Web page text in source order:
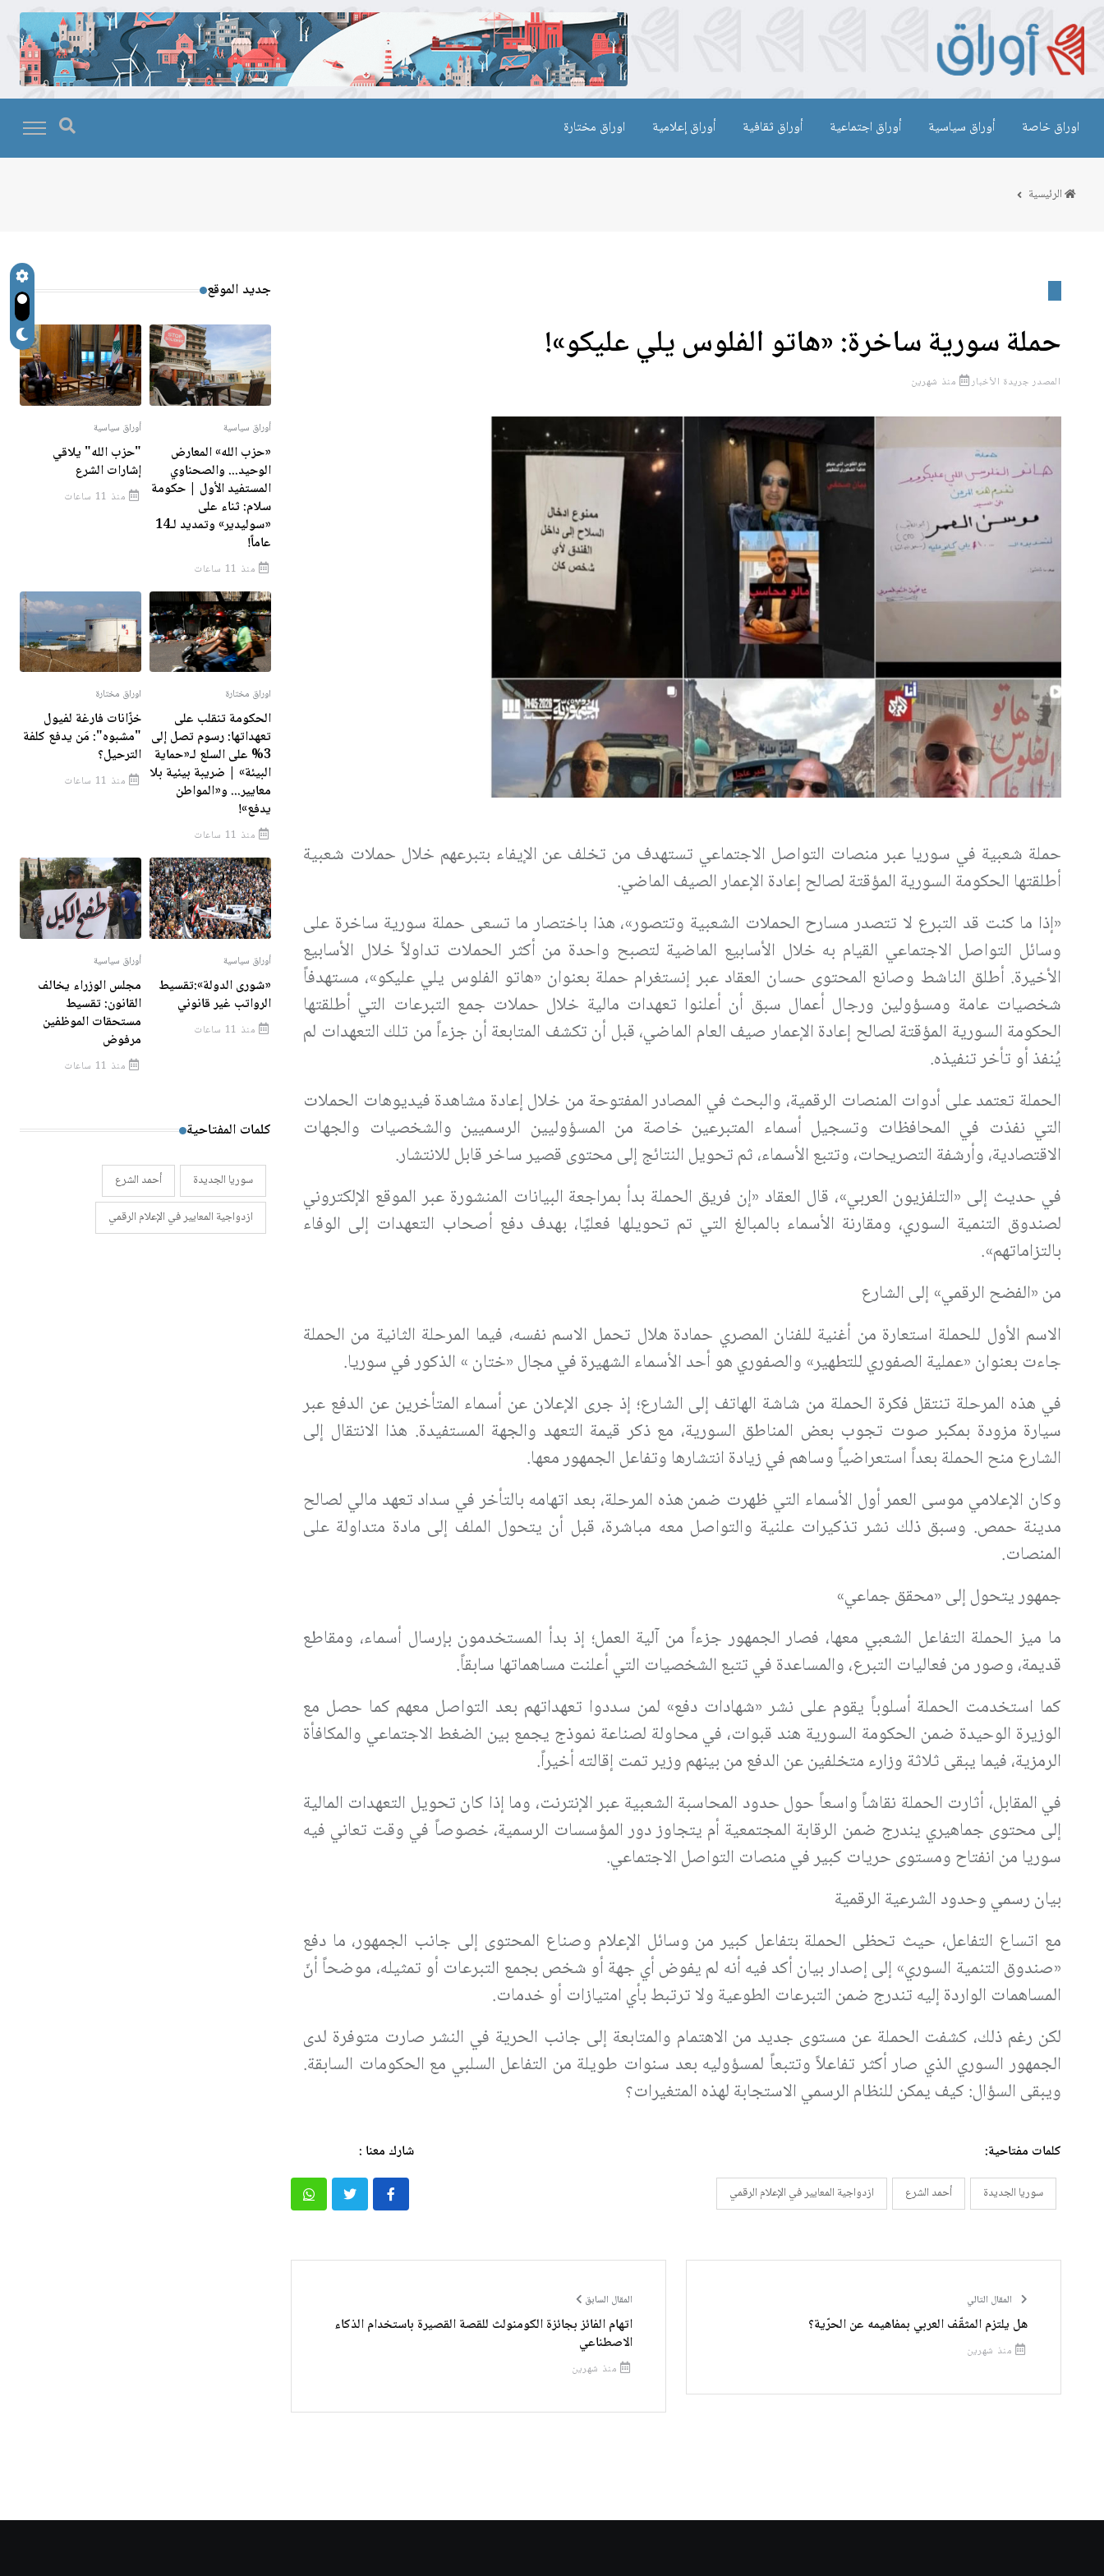
اوراق خاصة أوراق سياسية أوراق اجتماعية أوراق ثقافية أوراق إعلامية اوراق مختارة
الرئيسية
حملة سورية ساخرة: «هاتو الفلوس يلي عليكو»!
المصدرجريدة الأخبار منذ شهرين
حملة شعبية في سوريا عبر منصات التواصل الاجتماعي تستهدف من تخلف عن الإيفاء بتبرعهم خلال حملات شعبية
أطلقتها الحكومة السورية المؤقتة لصالح إعادة الإعمار الصيف الماضي.
«إذا ما كنت قد التبرع لا تتصدر مسارح الحملات الشعبية وتتصور»، هذا باختصار ما تسعى حملة سورية ساخرة على
وسائل التواصل الاجتماعي القيام به خلال الأسابيع الماضية لتصبح واحدة من أكثر الحملات تداولاً خلال الأسابيع
الأخيرة. أطلق الناشط وصانع المحتوى حسان العقاد عبر إنستغرام حملة بعنوان «هاتو الفلوس يلي عليكو»، مستهدفاً
شخصيات عامة ومسؤولين ورجال أعمال سبق أن أعلنوا تعهدات مالية خلال حملات جمع التبرعات التي أطلقتها
الحكومة السورية المؤقتة لصالح إعادة الإعمار صيف العام الماضي، قبل أن تكشف المتابعة أن جزءاً من تلك التعهدات لم
يُنفذ أو تأخر تنفيذه.
الحملة تعتمد على أدوات المنصات الرقمية، والبحث في المصادر المفتوحة من خلال إعادة مشاهدة فيديوهات الحملات
التي نفذت في المحافظات وتسجيل أسماء المتبرعين خاصة من المسؤوليين الرسميين والشخصيات والجهات
الاقتصادية، وأرشفة التصريحات، وتتبع الأسماء، ثم تحويل النتائج إلى محتوى قصير ساخر قابل للانتشار.
في حديث إلى «التلفزيون العربي»، قال العقاد «إن فريق الحملة بدأ بمراجعة البيانات المنشورة عبر الموقع الإلكتروني
لصندوق التنمية السوري، ومقارنة الأسماء بالمبالغ التي تم تحويلها فعليًا، بهدف دفع أصحاب التعهدات إلى الوفاء
بالتزاماتهم».
من «الفضح الرقمي» إلى الشارع
الاسم الأول للحملة استعارة من أغنية للفنان المصري حمادة هلال تحمل الاسم نفسه، فيما المرحلة الثانية من الحملة
جاءت بعنوان «عملية الصفوري للتطهير» والصفوري هو أحد الأسماء الشهيرة في مجال «ختان » الذكور في سوريا.
في هذه المرحلة تنتقل فكرة الحملة من شاشة الهاتف إلى الشارع؛ إذ جرى الإعلان عن أسماء المتأخرين عن الدفع عبر
سيارة مزودة بمكبر صوت تجوب بعض المناطق السورية، مع ذكر قيمة التعهد والجهة المستفيدة. هذا الانتقال إلى
الشارع منح الحملة بعداً استعراضياً وساهم في زيادة انتشارها وتفاعل الجمهور معها.
وكان الإعلامي موسى العمر أول الأسماء التي ظهرت ضمن هذه المرحلة، بعد اتهامه بالتأخر في سداد تعهد مالي لصالح
مدينة حمص. وسبق ذلك نشر تذكيرات علنية والتواصل معه مباشرة، قبل أن يتحول الملف إلى مادة متداولة على
المنصات.
جمهور يتحول إلى «محقق جماعي»
ما ميز الحملة التفاعل الشعبي معها، فصار الجمهور جزءاً من آلية العمل؛ إذ بدأ المستخدمون بإرسال أسماء، ومقاطع
قديمة، وصور من فعاليات التبرع، والمساعدة في تتبع الشخصيات التي أعلنت مساهماتها سابقاً.
كما استخدمت الحملة أسلوباً يقوم على نشر «شهادات دفع» لمن سددوا تعهداتهم بعد التواصل معهم كما حصل مع
الوزيرة الوحيدة ضمن الحكومة السورية هند قبوات، في محاولة لصناعة نموذج يجمع بين الضغط الاجتماعي والمكافأة
الرمزية، فيما يبقى ثلاثة وزارء متخلفين عن الدفع من بينهم وزير تمت إقالته أخيراً.
في المقابل، أثارت الحملة نقاشاً واسعاً حول حدود المحاسبة الشعبية عبر الإنترنت، وما إذا كان تحويل التعهدات المالية
إلى محتوى جماهيري يندرج ضمن الرقابة المجتمعية أم يتجاوز دور المؤسسات الرسمية، خصوصاً في وقت تعاني فيه
سوريا من انفتاح ومستوى حريات كبير في منصات التواصل الاجتماعي.
بيان رسمي وحدود الشرعية الرقمية
مع اتساع التفاعل، حيث تحظى الحملة بتفاعل كبير من وسائل الإعلام وصناع المحتوى إلى جانب الجمهور، ما دفع
«صندوق التنمية السوري» إلى إصدار بيان أكد فيه أنه لم يفوض أي جهة أو شخص بجمع التبرعات أو تمثيله، موضحاً أنّ
المساهمات الواردة إليه تندرج ضمن التبرعات الطوعية ولا ترتبط بأي امتيازات أو خدمات.
لكن رغم ذلك، كشفت الحملة عن مستوى جديد من الاهتمام والمتابعة إلى جانب الحرية في النشر صارت متوفرة لدى
الجمهور السوري الذي صار أكثر تفاعلاً وتتبعاً لمسؤوليه بعد سنوات طويلة من التفاعل السلبي مع الحكومات السابقة.
ويبقى السؤال: كيف يمكن للنظام الرسمي الاستجابة لهذه المتغيرات؟
كلمات مفتاحية:
سوريا الجديدة أحمد الشرع ازدواجية المعايير في الإعلام الرقمي
شارك معنا :
المقال التالي
هل يلتزم المثقّف العربي بمفاهيمه عن الحرّية؟
منذ شهرين
المقال السابق
اتهام الفائز بجائزة الكومنولث للقصة القصيرة باستخدام الذكاء
الاصطناعي
منذ شهرين
جديد الموقع
أوراق سياسية
«حزب الله» المعارض
الوحيد... والصحناوي
المستفيد الأول | حكومة
سلام: ثناء على
«سوليدير» وتمديد لـ14
عاماً!
منذ 11 ساعات
أوراق سياسية
"حزب الله" يلاقي
إشارات الشرع
منذ 11 ساعات
اوراق مختارة
الحكومة تنقلب على
تعهداتها: رسوم تصل إلى
3% على السلع لـ«حماية
البيئة» | ضريبة بيئية بلا
معايير... و«المواطن
يدفع»!
منذ 11 ساعات
اوراق مختارة
خزّانات فارغة لفيول
"مشبوه": مَن يدفع كلفة
الترحيل؟
منذ 11 ساعات
أوراق سياسية
«شورى الدولة»:تقسيط
الرواتب غير قانوني
منذ 11 ساعات
أوراق سياسية
مجلس الوزراء يخالف
القانون: تقسيط
مستحقات الموظفين
مرفوض
منذ 11 ساعات
كلمات المفتاحية
سوريا الجديدة
أحمد الشرع
ازدواجية المعايير في الإعلام الرقمي